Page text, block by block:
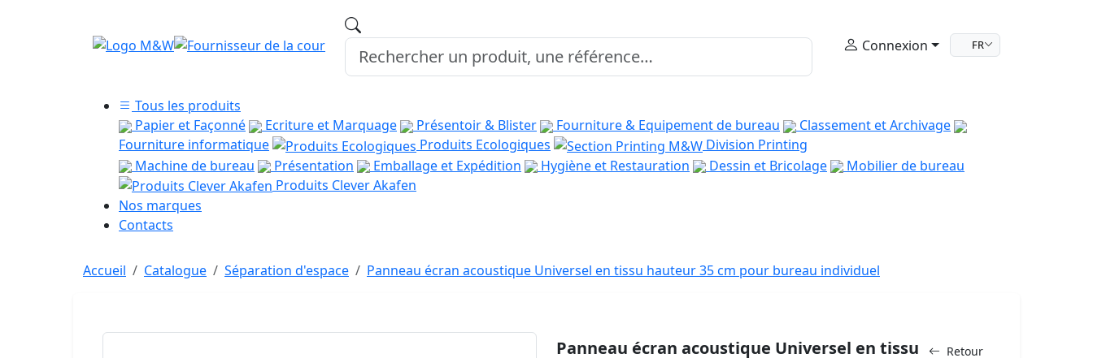
Connexion FR
Tous les produits
Papier et Façonné
Ecriture et Marquage Présentoir & Blister Fourniture & Equipement de bureau
Classement et Archivage
Fourniture informatique
Produits Ecologiques
Division Printing
Machine de bureau
Présentation Emballage et Expédition Hygiène et Restauration Dessin et Bricolage
Mobilier de bureau
Produits Clever Akafen
Nos marques
Contacts
Accueil Catalogue Séparation d'espace Panneau écran acoustique Universel en tissu hauteur 35 cm pour bureau individuel
Retour
Panneau écran acoustique Universel en tissu